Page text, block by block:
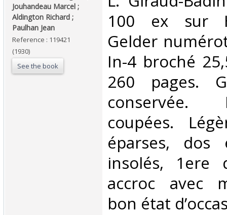
Jouhandeau Marcel ;
Aldington Richard ;
Paulhan Jean‎
Reference : 119421
(1930)
See the book
100 ex sur
Gelder
In-4 broché
260 pages.
conservée.
coupées.
éparses, dos
insolés, 1ere
accroc avec
bon état